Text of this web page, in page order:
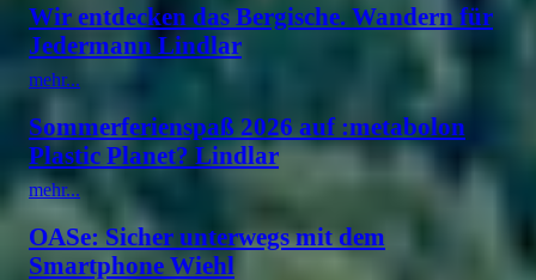
Wir entdecken das Bergische. Wandern für
Jedermann Lindlar
mehr...
Sommerferienspaß 2026 auf :metabolon
Plastic Planet? Lindlar
mehr...
OASe: Sicher unterwegs mit dem
Smartphone Wiehl